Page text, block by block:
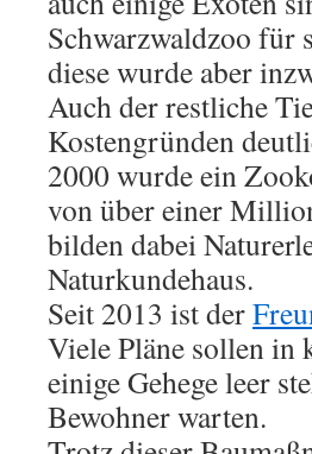
Schwarzwaldzoo für
diese wurde aber
Auch der restliche
Kostengründen
2000 wurde ein
von über einer
bilden dabei
Naturkundehaus.
Seit 2013 ist der
Viele Pläne sollen in
einige Gehege leer
Bewohner warten.